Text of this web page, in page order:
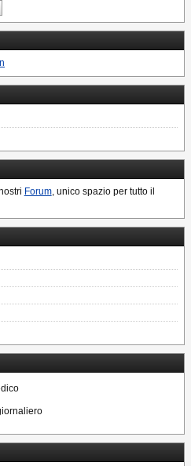
Forum, unico spazio per tutto il